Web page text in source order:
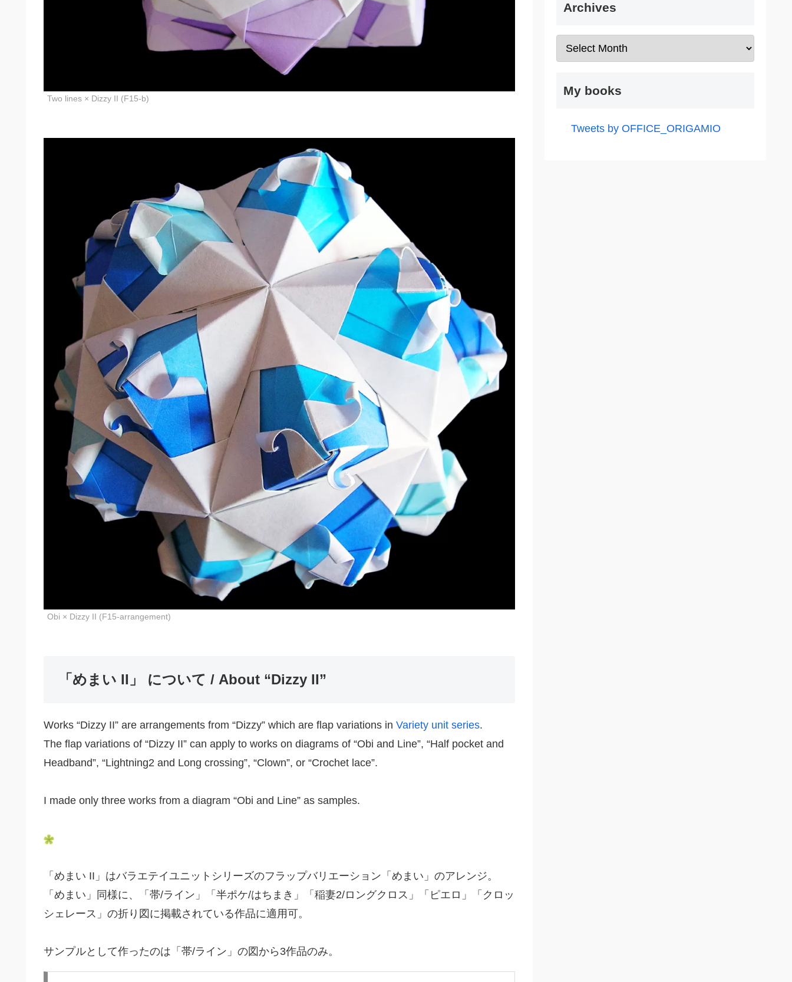
Two lines × Dizzy II (F15-b)
Obi × Dizzy II (F15-arrangement)
「めまい II」 について / About “Dizzy II”
Works “Dizzy II” are arrangements from “Dizzy” which are flap variations in Variety unit series.
The flap variations of “Dizzy II” can apply to works on diagrams of “Obi and Line”, “Half pocket and
Headband”, “Lightning2 and Long crossing”, “Clown”, or “Crochet lace”.
I made only three works from a diagram “Obi and Line” as samples.
「めまい II」はバラエテイユニットシリーズのフラップバリエーション「めまい」のアレンジ。
「めまい」同様に、「帯/ライン」「半ポケ/はちまき」「稲妻2/ロングクロス」「ピエロ」「クロッ
シェレース」の折り図に掲載されている作品に適用可。
サンプルとして作ったのは「帯/ライン」の図から3作品のみ。
Archives
My books
Tweets by OFFICE_ORIGAMIO